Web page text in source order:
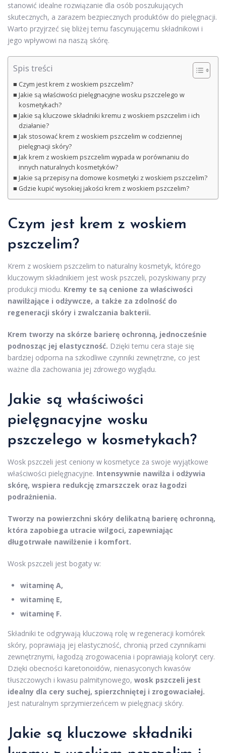
stanowić idealne rozwiązanie dla osób poszukujących
skutecznych, a zarazem bezpiecznych produktów do pielęgnacji.
Warto przyjrzeć się bliżej temu fascynującemu składnikowi i
jego wpływowi na naszą skórę.
Spis treści
Czym jest krem z woskiem pszczelim?
Jakie są właściwości pielęgnacyjne wosku pszczelego w
kosmetykach?
Jakie są kluczowe składniki kremu z woskiem pszczelim i ich
działanie?
Jak stosować krem z woskiem pszczelim w codziennej
pielęgnacji skóry?
Jak krem z woskiem pszczelim wypada w porównaniu do
innych naturalnych kosmetyków?
Jakie są przepisy na domowe kosmetyki z woskiem pszczelim?
Gdzie kupić wysokiej jakości krem z woskiem pszczelim?
Czym jest krem z woskiem
pszczelim?
Krem z woskiem pszczelim to naturalny kosmetyk, którego
kluczowym składnikiem jest wosk pszczeli, pozyskiwany przy
produkcji miodu. Kremy te są cenione za właściwości
nawilżające i odżywcze, a także za zdolność do
regeneracji skóry i zwalczania bakterii.
Krem tworzy na skórze barierę ochronną, jednocześnie
podnosząc jej elastyczność. Dzięki temu cera staje się
bardziej odporna na szkodliwe czynniki zewnętrzne, co jest
ważne dla zachowania jej zdrowego wyglądu.
Jakie są właściwości
pielęgnacyjne wosku
pszczelego w kosmetykach?
Wosk pszczeli jest ceniony w kosmetyce za swoje wyjątkowe
właściwości pielęgnacyjne. Intensywnie nawilża i odżywia
skórę, wspiera redukcję zmarszczek oraz łagodzi
podrażnienia.
Tworzy na powierzchni skóry delikatną barierę ochronną,
która zapobiega utracie wilgoci, zapewniając
długotrwałe nawilżenie i komfort.
Wosk pszczeli jest bogaty w:
witaminę A,
witaminę E,
witaminę F.
Składniki te odgrywają kluczową rolę w regeneracji komórek
skóry, poprawiają jej elastyczność, chronią przed czynnikami
zewnętrznymi, łagodzą zrogowacenia i poprawiają koloryt cery.
Dzięki obecności karetonoidów, nienasyconych kwasów
tłuszczowych i kwasu palmitynowego, wosk pszczeli jest
idealny dla cery suchej, spierzchniętej i zrogowaciałej.
Jest naturalnym sprzymierzeńcem w pielęgnacji skóry.
Jakie są kluczowe składniki